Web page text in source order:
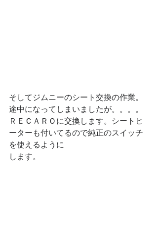
そしてジムニーのシート交換の作業。
途中になってしまいましたが。。。。
ＲＥＣＡＲＯに交換します。シートヒ
ーターも付いてるので純正のスイッチ
を使えるように
します。